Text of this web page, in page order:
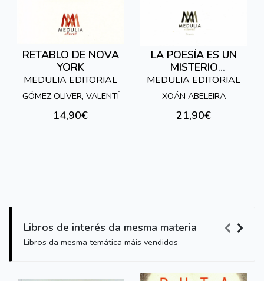
RETABLO DE NOVA
YORK
MEDULIA EDITORIAL
GÓMEZ OLIVER, VALENTÍ
14,90€
LA POESÍA ES UN
MISTERIO
CLANDESTINO
MEDULIA EDITORIAL
XOÁN ABELEIRA
21,90€
Libros de interés da mesma materia
Libros da mesma temática máis vendidos